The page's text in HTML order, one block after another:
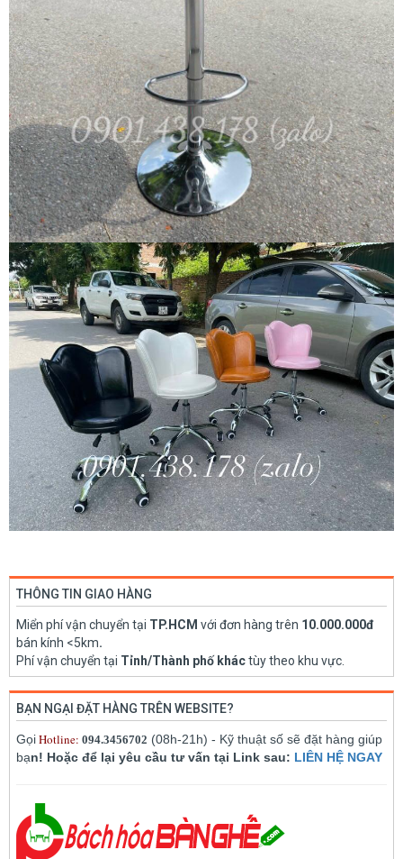
THÔNG TIN GIAO HÀNG
Miển phí vận chuyển tại TP.HCM với đơn hàng trên 10.000.000đ
bán kính <5km.
Phí vận chuyển tại Tỉnh/Thành phố kháctùy theo khu vực.
BẠN NGẠI ĐẶT HÀNG TRÊN WEBSITE?
GọiHotline: 094.3456702 (08h-21h) - Kỹ thuật số sẽ đặt hàng giúp
bạn! Hoặc để lại yêu cầu tư vấn tại Link sau: LIÊN HỆ NGAY